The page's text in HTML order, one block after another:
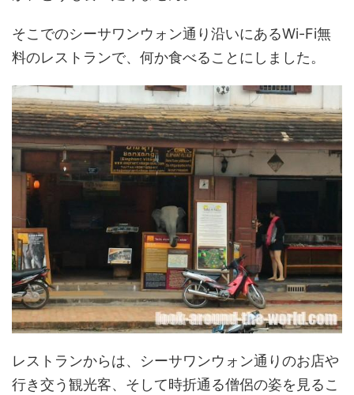
そこでのシーサワンウォン通り沿いにあるWi-Fi無
料のレストランで、何か食べることにしました。
レストランからは、シーサワンウォン通りのお店や
行き交う観光客、そして時折通る僧侶の姿を見るこ